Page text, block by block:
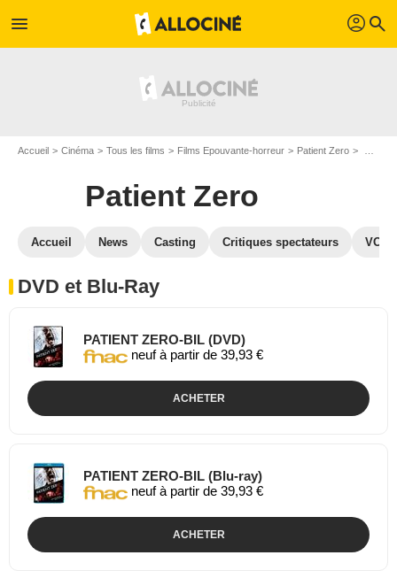
menu profil search
Accueil Cinéma Tous les films Films Epouvante-horreur Patient Zero
Patient Zero
Accueil News Casting Critiques spectateurs VOD
DVD et Blu-Ray
PATIENT ZERO-BIL (DVD)
neuf à partir de 39,93 €
ACHETER
PATIENT ZERO-BIL (Blu-ray)
neuf à partir de 39,93 €
ACHETER